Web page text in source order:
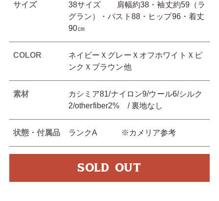
サイズ
38サイズ 肩幅約38・袖丈約59（ラ
グラン）・バスト88・ヒップ96・着丈
90㎝
COLOR
ネイビーＸグレーＸオフホワイトＸピ
ンクＸブラウン他
素材
カシミア81/ナイロン9/ウール6/シルク
2/otherfiber2% / 裏地なし
状態・付属品 ランクA ※カメリア参考
SOLD OUT